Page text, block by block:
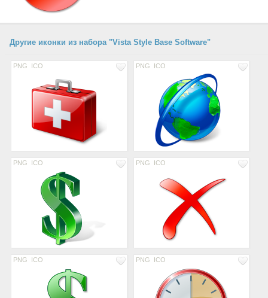
Другие иконки из набора "Vista Style Base Software"
PNG ICO PNG ICO
PNG ICO PNG ICO
PNG ICO PNG ICO